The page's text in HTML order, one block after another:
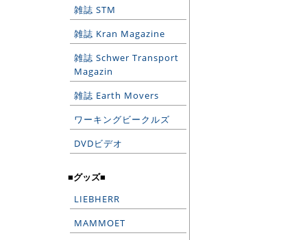
雑誌 STM
雑誌 Kran Magazine
雑誌 Schwer Transport
Magazin
雑誌 Earth Movers
ワーキングビークルズ
DVDビデオ
■グッズ■
LIEBHERR
MAMMOET